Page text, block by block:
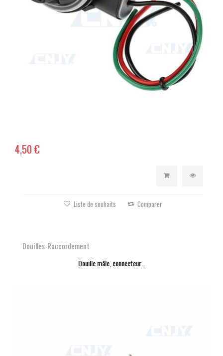
4,50 €
Liste de souhaits Comparer
Douilles-Raccordement
Douille mâle, connecteur...